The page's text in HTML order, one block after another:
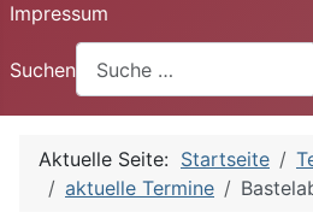
Impressum
Suchen
Aktuelle Seite: Startseite
aktuelle Termine